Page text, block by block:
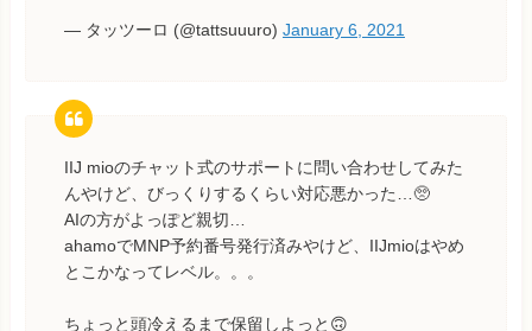
— タッツーロ (@tattsuuuro) January 6, 2021
IIJ mioのチャット式のサポートに問い合わせしてみた
んやけど、びっくりするくらい対応悪かった…🥺
AIの方がよっぽど親切…
ahamoでMNP予約番号発行済みやけど、IIJmioはやめ
とこかなってレベル。。。
ちょっと頭冷えるまで保留しよっと🙃